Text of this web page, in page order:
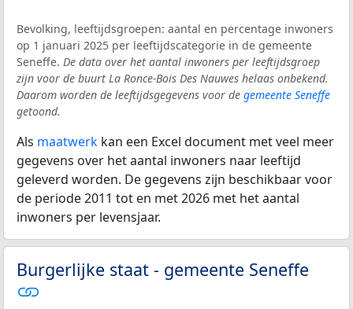
Bevolking, leeftijdsgroepen: aantal en percentage inwoners
op 1 januari 2025 per leeftijdscategorie in de gemeente
Seneffe. De data over het aantal inwoners per leeftijdsgroep
zijn voor de buurt La Ronce-Bois Des Nauwes helaas onbekend.
Daarom worden de leeftijdsgegevens voor de gemeente Seneffe
getoond.
Als maatwerk kan een Excel document met veel meer
gegevens over het aantal inwoners naar leeftijd
geleverd worden. De gegevens zijn beschikbaar voor
de periode 2011 tot en met 2026 met het aantal
inwoners per levensjaar.
Burgerlijke staat - gemeente Seneffe